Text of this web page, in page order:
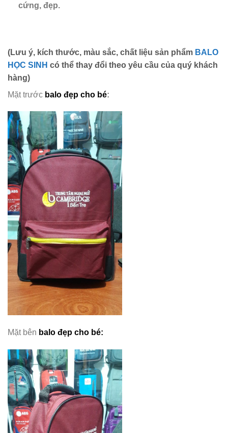
cứng, đẹp.
(Lưu ý, kích thước, màu sắc, chất liệu sản phẩm BALO
HỌC SINH có thể thay đổi theo yêu cầu của quý khách
hàng)
Mặt trước balo đẹp cho bé:
Mặt bên balo đẹp cho bé: